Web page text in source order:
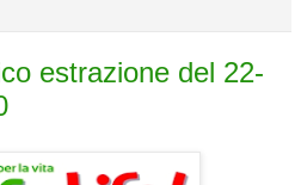
estrazione del 22-